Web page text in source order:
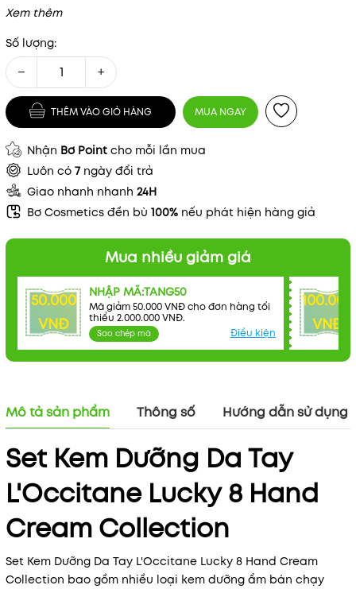
Xem thêm
Số lượng:
− +
THÊM VÀO GIỎ HÀNG MUA NGAY
Nhận Bơ Point cho mỗi lần mua
Luôn có 7 ngày đổi trả
Giao nhanh nhanh 24H
Bơ Cosmetics đền bù 100% nếu phát hiện hàng giả
Mua nhiều giảm giá
50.000
VNĐ
NHẬP MÃ:TANG50
Mã giảm 50.000 VNĐ cho đơn hàng tối
thiểu 2.000.000 VNĐ.
Sao chép mã Điều kiện
100.000
VNĐ
Mô tả sản phẩm Thông số Hướng dẫn sử dụng
Set Kem Dưỡng Da Tay
L'Occitane Lucky 8 Hand
Cream Collection
Set Kem Dưỡng Da Tay L'Occitane Lucky 8 Hand Cream
Collection bao gồm nhiều loại kem dưỡng ẩm bán chạy